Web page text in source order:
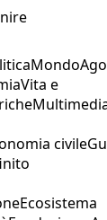
Mondo
Vita e
civile
Ecosistema